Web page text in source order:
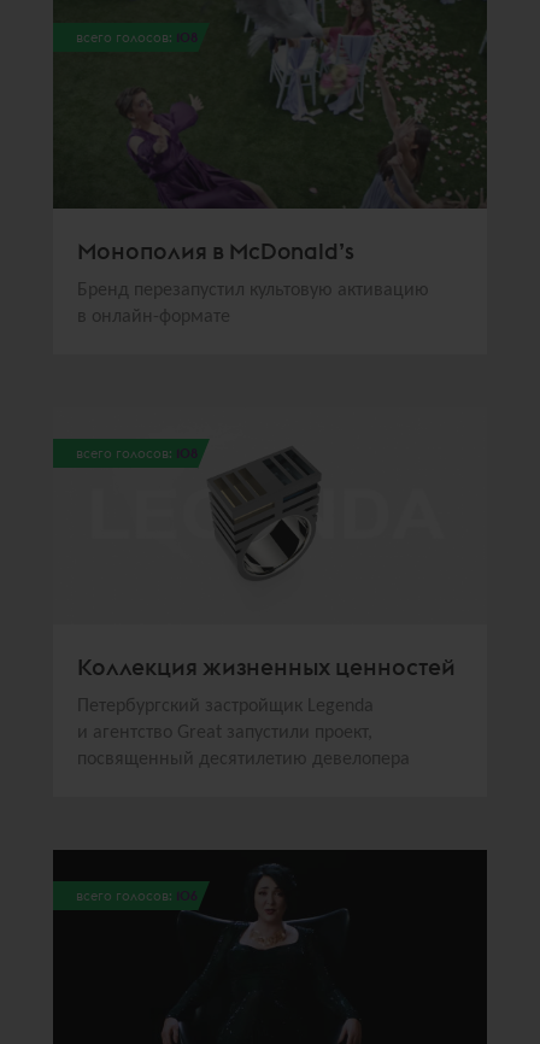
всего голосов: 108
Монополия в McDonald’s
Бренд перезапустил культовую активацию
в онлайн-формате
всего голосов: 108
Коллекция жизненных ценностей
Петербургский застройщик Legenda
и агентство Great запустили проект,
посвященный десятилетию девелопера
всего голосов: 106